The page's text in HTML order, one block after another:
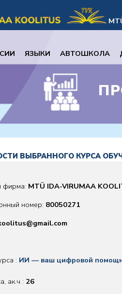
ЯЗЫКИ АВТОШКОЛА
ВЫБРАННОГО КУРСА
фирма: MTÜ IDA-VIRUMAA
номер: 80050271
: ИИ — ваш цифровой
aк.ч : 26